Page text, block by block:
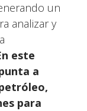
un
analizar y
este
a
para